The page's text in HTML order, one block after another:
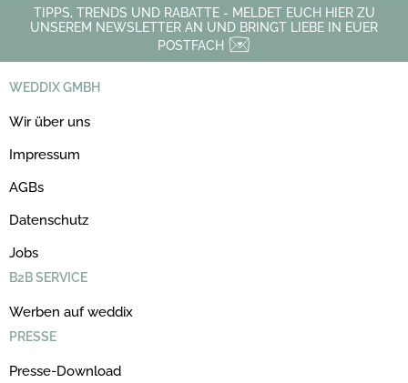
TIPPS, TRENDS UND RABATTE - MELDET EUCH HIER ZU
UNSEREM NEWSLETTER AN UND BRINGT LIEBE IN EUER
POSTFACH
WEDDIX GMBH
Wir über uns
Impressum
AGBs
Datenschutz
Jobs
B2B SERVICE
Werben auf weddix
PRESSE
Presse-Download